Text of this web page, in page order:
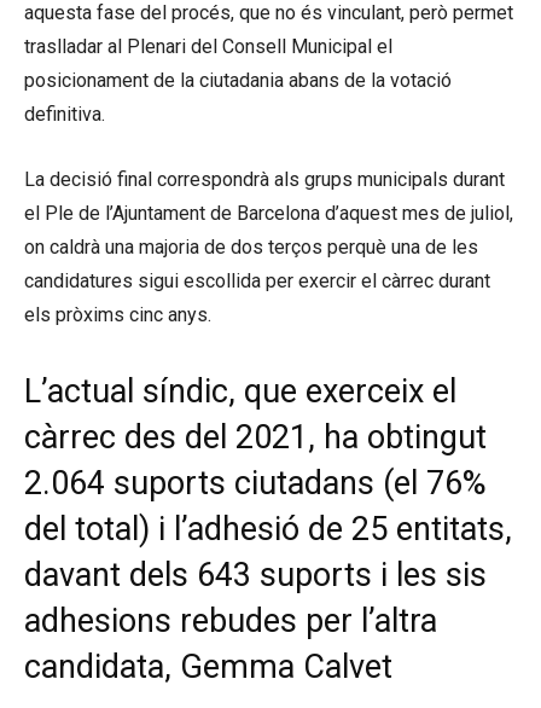
aquesta fase del procés, que no és vinculant, però permet
traslladar al Plenari del Consell Municipal el
posicionament de la ciutadania abans de la votació
definitiva.
La decisió final correspondrà als grups municipals durant
el Ple de l’Ajuntament de Barcelona d’aquest mes de juliol,
on caldrà una majoria de dos terços perquè una de les
candidatures sigui escollida per exercir el càrrec durant
els pròxims cinc anys.
L’actual síndic, que exerceix el
càrrec des del 2021, ha obtingut
2.064 suports ciutadans (el 76%
del total) i l’adhesió de 25 entitats,
davant dels 643 suports i les sis
adhesions rebudes per l’altra
candidata, Gemma Calvet